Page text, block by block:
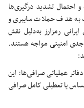
تشدید درگیری‌ها
به هدف حملات سایبری و
رمزارز به‌دلیل نقش
امنیتی مواجه هستند.
عملیاتی صرافی‌ها: این
یا تعطیلی کامل صرافی